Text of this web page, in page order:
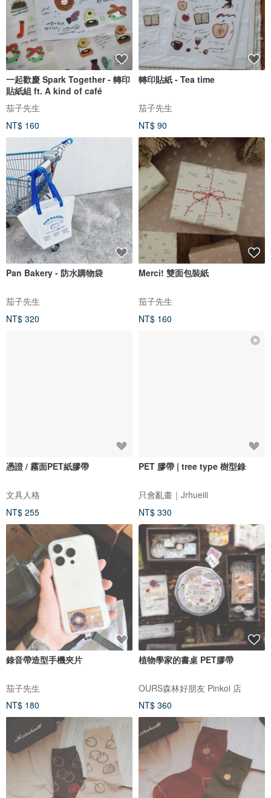
一起歡慶 Spark Together - 轉印
貼紙組 ft. A kind of café
茄子先生
NT$ 160
轉印貼紙 - Tea time
茄子先生
NT$ 90
Pan Bakery - 防水購物袋
茄子先生
NT$ 320
Merci! 雙面包裝紙
茄子先生
NT$ 160
憑證 / 霧面PET紙膠帶
文具人格
NT$ 255
PET 膠帶 | tree type 樹型錄
只會亂畫｜Jrhueiii
NT$ 330
錄音帶造型手機夾片
茄子先生
NT$ 180
植物學家的書桌 PET膠帶
OURS森林好朋友 Pinkoi 店
NT$ 360